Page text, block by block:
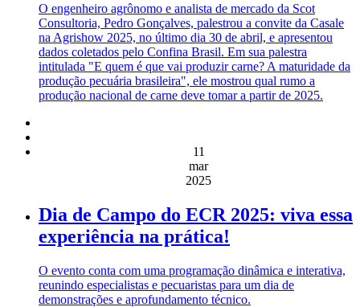
O engenheiro agrônomo e analista de mercado da Scot
Consultoria, Pedro Gonçalves, palestrou a convite da Casale
na Agrishow 2025, no último dia 30 de abril, e apresentou
dados coletados pelo Confina Brasil. Em sua palestra
intitulada "E quem é que vai produzir carne? A maturidade da
produção pecuária brasileira", ele mostrou qual rumo a
produção nacional de carne deve tomar a partir de 2025.
11
mar
2025
Dia de Campo do ECR 2025: viva essa
experiência na prática!
O evento conta com uma programação dinâmica e interativa,
reunindo especialistas e pecuaristas para um dia de
demonstrações e aprofundamento técnico.